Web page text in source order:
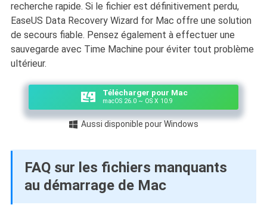
recherche rapide. Si le fichier est définitivement perdu,
EaseUS Data Recovery Wizard for Mac offre une solution
de secours fiable. Pensez également à effectuer une
sauvegarde avec Time Machine pour éviter tout problème
ultérieur.
Télécharger pour Mac
macOS 26.0 ~ OS X 10.9
 Aussi disponible pour Windows
FAQ sur les fichiers manquants
au démarrage de Mac